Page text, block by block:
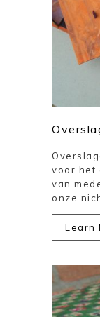
voor het
van
onze
Learn